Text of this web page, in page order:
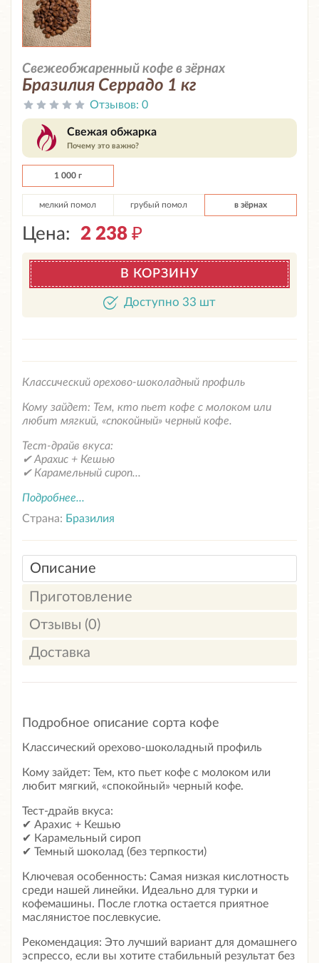
Свежеобжаренный кофе в зёрнах
Бразилия Серрадо 1 кг
Отзывов: 0
Свежая обжарка
Почему это важно?
1 000 г
мелкий помол грубый помол в зёрнах
Цена: 2 238 ₽
В КОРЗИНУ
Доступно 33 шт
Классический орехово-шоколадный профиль
Кому зайдет: Тем, кто пьет кофе с молоком или
любит мягкий, «спокойный» черный кофе.
Тест-драйв вкуса:
✔ Арахис + Кешью
✔ Карамельный сироп...
Подробнее...
Страна: Бразилия
Описание
Приготовление
Отзывы (0)
Доставка
Подробное описание сорта кофе
Классический орехово-шоколадный профиль
Кому зайдет: Тем, кто пьет кофе с молоком или
любит мягкий, «спокойный» черный кофе.
Тест-драйв вкуса:
✔ Арахис + Кешью
✔ Карамельный сироп
✔ Темный шоколад (без терпкости)
Ключевая особенность: Самая низкая кислотность
среди нашей линейки. Идеально для турки и
кофемашины. После глотка остается приятное
маслянистое послевкусие.
Рекомендация: Это лучший вариант для домашнего
эспрессо, если вы хотите стабильный результат без